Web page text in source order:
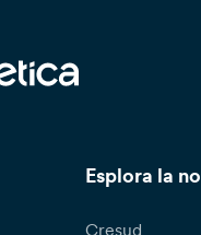
Esplora la
Cresud